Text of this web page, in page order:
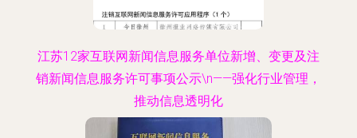
江苏12家互联网新闻信息服务单位新增、变更及注
销新闻信息服务许可事项公示\n——强化行业管理，
推动信息透明化